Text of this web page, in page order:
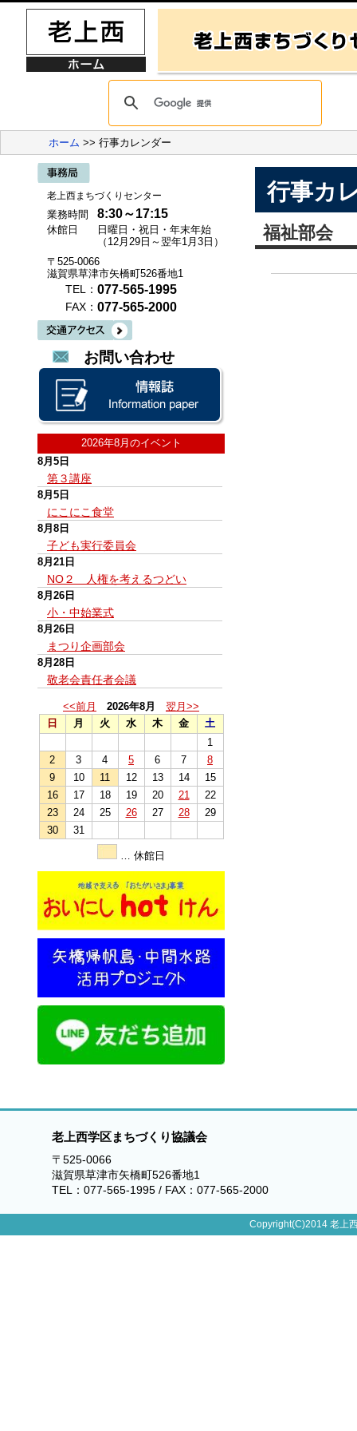
ホーム >> 行事カレンダー
老上西まちづくりセンター
業務時間 8:30～17:15
休館日
日曜日・祝日・年末年始
（12月29日～翌年1月3日）
〒525-0066
滋賀県草津市矢橋町526番地1
TEL： 077-565-1995
FAX： 077-565-2000
お問い合わせ
2026年8月のイベント
8月5日
第３講座
8月5日
にこにこ食堂
8月8日
子ども実行委員会
8月21日
NO２ 人権を考えるつどい
8月26日
小・中始業式
8月26日
まつり企画部会
8月28日
敬老会責任者会議
<<前月 2026年8月
翌月>>
日
月 火 水 木 金
土
1
2
3 4 5 6 7
8
9
10 11 12 13 14
15
16
17 18 19 20 21
22
23
24 25 26 27 28
29
30
31
… 休館日
行事カ
福祉部会
老上西学区まちづくり協議会
〒525-0066
滋賀県草津市矢橋町526番地1
TEL：077-565-1995 / FAX：077-565-2000
Copyright(C)2014 老上